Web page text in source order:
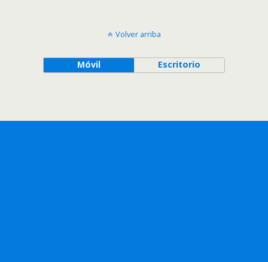
Volver arriba
Móvil Escritorio